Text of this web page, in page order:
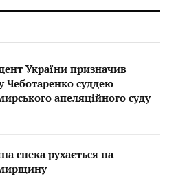
України призначив
Чеботаренко суддею
апеляційного суду
спека рухається на